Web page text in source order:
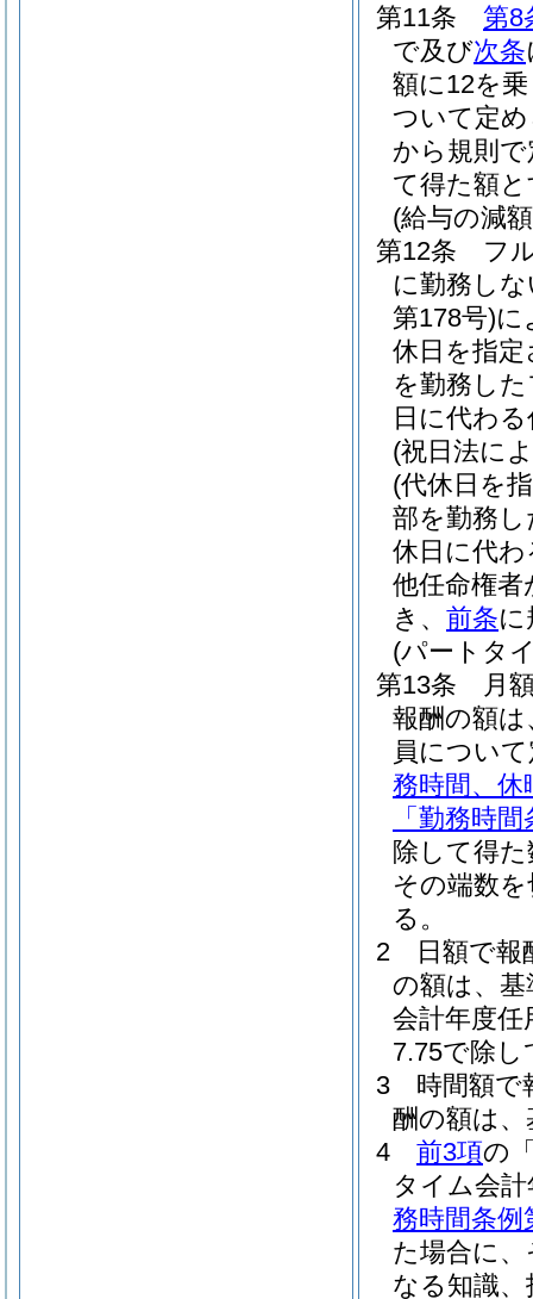
第11条
第8
で及び次条
額に12を
ついて定
から規則
て得た額
(給与の減
第12条
フ
に勤務し
第178号)に
休日を指
を勤務し
日に代わ
(祝日法に
(代休日を
部を勤務
休日に代わ
他任命権
き、 前条に
(パートタ
第13条
月
報酬の額
員につい
務時間、休
「勤務時
除して得
その端数
る。
2
日額で
の額は、
会計年度
7.75で除
3
時間額で
酬の額は
4
前3項の
タイム会
務時間条例
た場合に
なる知識